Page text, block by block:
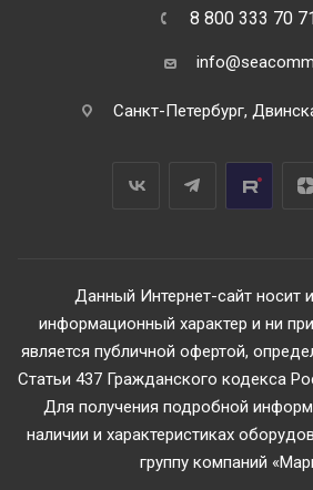
8 800 333 70
Санкт-Петербург,
Данный Интернет-сайт носит
информационный характер и ни
является публичной офертой,
Статьи 437 Гражданского кодекса
Для получения подробной
наличии и характеристиках
группу компаний